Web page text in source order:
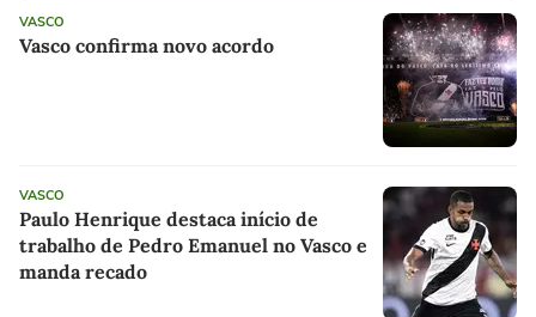
VASCO
Vasco confirma novo acordo
VASCO
Paulo Henrique destaca início de
trabalho de Pedro Emanuel no Vasco e
manda recado